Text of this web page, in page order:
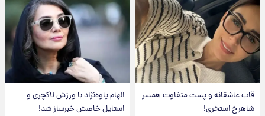
قاب عاشقانه و پست متفاوت همسر
شاهرخ استخری!
الهام پاوه‌نژاد با ورزش لاکچری و
استایل خاصش خبرساز شد!